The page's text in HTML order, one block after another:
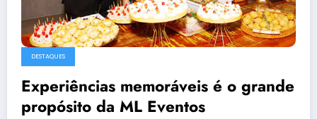
DESTAQUES
Experiências memoráveis é o grande
propósito da ML Eventos